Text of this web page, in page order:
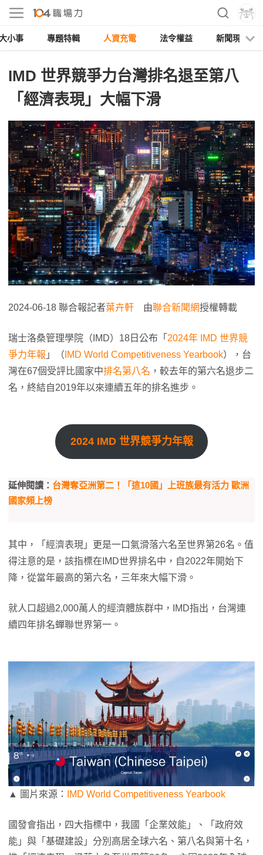
小事 專題特輯 人資充電 法令權益 新聞現場
IMD 世界競爭力台灣排名退至第八
「經濟表現」大幅下滑
2024-06-18 聯合報記者葉卉軒 由聯合新聞網授權轉載
瑞士洛桑管理學院（IMD）18日公布「 2024年 IMD 世界競
爭力年報 」（ IMD World Competitiveness Yearbook），台
灣在67個受評比國家中排名第八名 ，較去年的第六名退步二
名，終結自2019年以來連續五年的排名進步。
2024 IMD 世界競爭力年報
延伸閱讀： 台灣奪亞洲第二！「這10國」上班族最有活力 歐洲
國家頻上榜
其中，「經濟表現」更是一口氣滑落六名至世界第26名。值
得注意的是，該指標在IMD世界排名中，自2022年開始下
降，從當年最高的第六名，三年來大幅下滑。
就人口超過2,000萬人的經濟體族群中，IMD指出，台灣連
續四年排名蟬聯世界第一。
▲ 圖片來源： IMD World Competitiveness Yearbook
國發會指出，四大指標中，我國「企業效能」、「政府效
能」與「基礎建設」分別高居全球六名、第八名與第十名，